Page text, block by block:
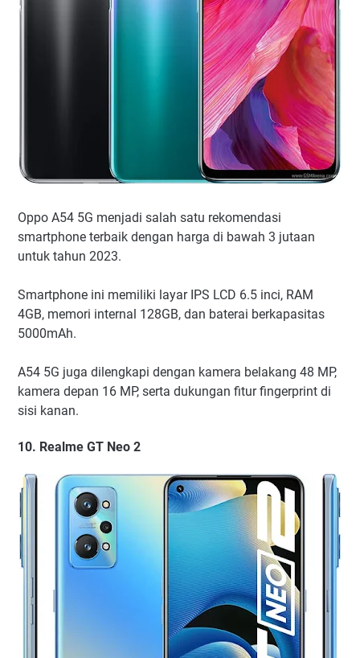
Oppo A54 5G menjadi salah satu rekomendasi
smartphone terbaik dengan harga di bawah 3 jutaan
untuk tahun 2023.
Smartphone ini memiliki layar IPS LCD 6.5 inci, RAM
4GB, memori internal 128GB, dan baterai berkapasitas
5000mAh.
A54 5G juga dilengkapi dengan kamera belakang 48 MP,
kamera depan 16 MP, serta dukungan fitur fingerprint di
sisi kanan.
10. Realme GT Neo 2